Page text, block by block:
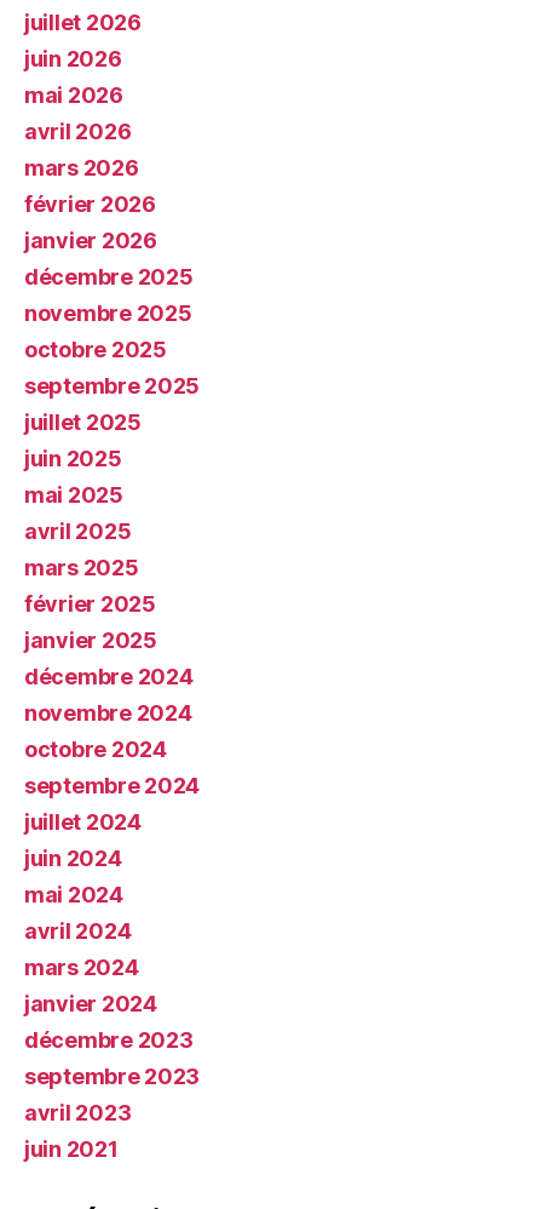
juillet 2026
juin 2026
mai 2026
avril 2026
mars 2026
février 2026
janvier 2026
décembre 2025
novembre 2025
octobre 2025
septembre 2025
juillet 2025
juin 2025
mai 2025
avril 2025
mars 2025
février 2025
janvier 2025
décembre 2024
novembre 2024
octobre 2024
septembre 2024
juillet 2024
juin 2024
mai 2024
avril 2024
mars 2024
janvier 2024
décembre 2023
septembre 2023
avril 2023
juin 2021